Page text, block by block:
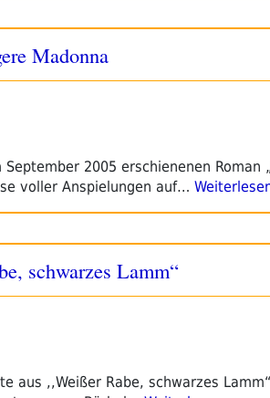
Madonna
2005 erschienenen Roman
voller Anspielungen auf…
schwarzes Lamm“
aus ,,Weißer Rabe, schwarzes